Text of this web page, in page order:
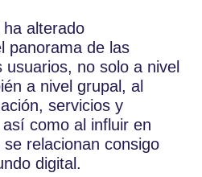
alterado
panorama de las
usuarios, no solo a nivel
a nivel grupal, al
servicios y
como al influir en
relacionan consigo
digital.